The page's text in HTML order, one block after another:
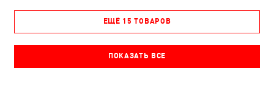
ЕЩЁ 15 ТОВАРОВ
ПОКАЗАТЬ ВСЕ